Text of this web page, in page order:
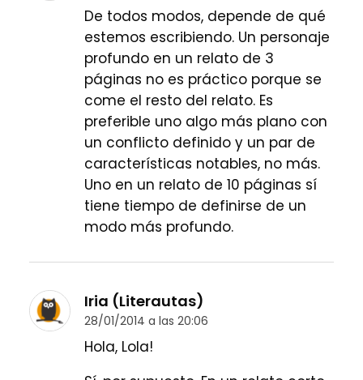
De todos modos, depende de qué
estemos escribiendo. Un personaje
profundo en un relato de 3
páginas no es práctico porque se
come el resto del relato. Es
preferible uno algo más plano con
un conflicto definido y un par de
características notables, no más.
Uno en un relato de 10 páginas sí
tiene tiempo de definirse de un
modo más profundo.
Iria (Literautas)
28/01/2014 a las 20:06
Hola, Lola!